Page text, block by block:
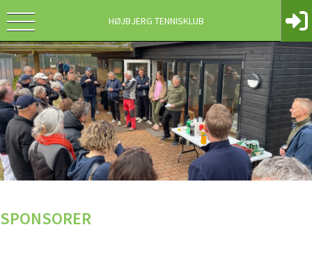
HØJBJERG TENNISKLUB
SPONSORER